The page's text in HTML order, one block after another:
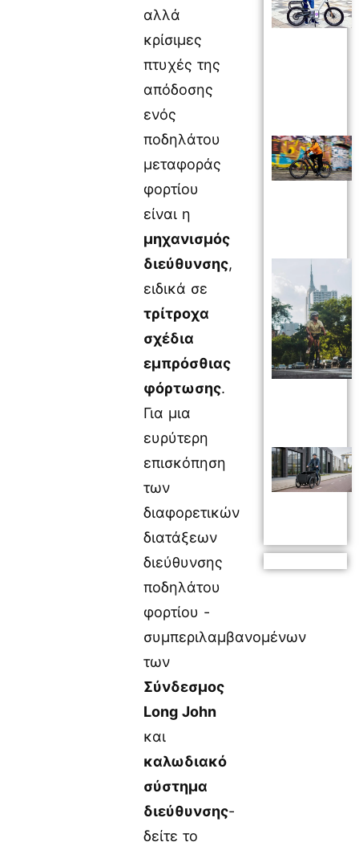
αλλά
κρίσιμες
πτυχές της
απόδοσης
ενός
ποδηλάτου
μεταφοράς
φορτίου
είναι η
μηχανισμός
διεύθυνσης,
ειδικά σε
τρίτροχα
σχέδια
εμπρόσθιας
φόρτωσης.
Για μια
ευρύτερη
επισκόπηση
των
διαφορετικών
διατάξεων
διεύθυνσης
ποδηλάτου
φορτίου -
συμπεριλαμβανομένων
των
Σύνδεσμος
Long John
και
καλωδιακό
σύστημα
διεύθυνσης-
δείτε το